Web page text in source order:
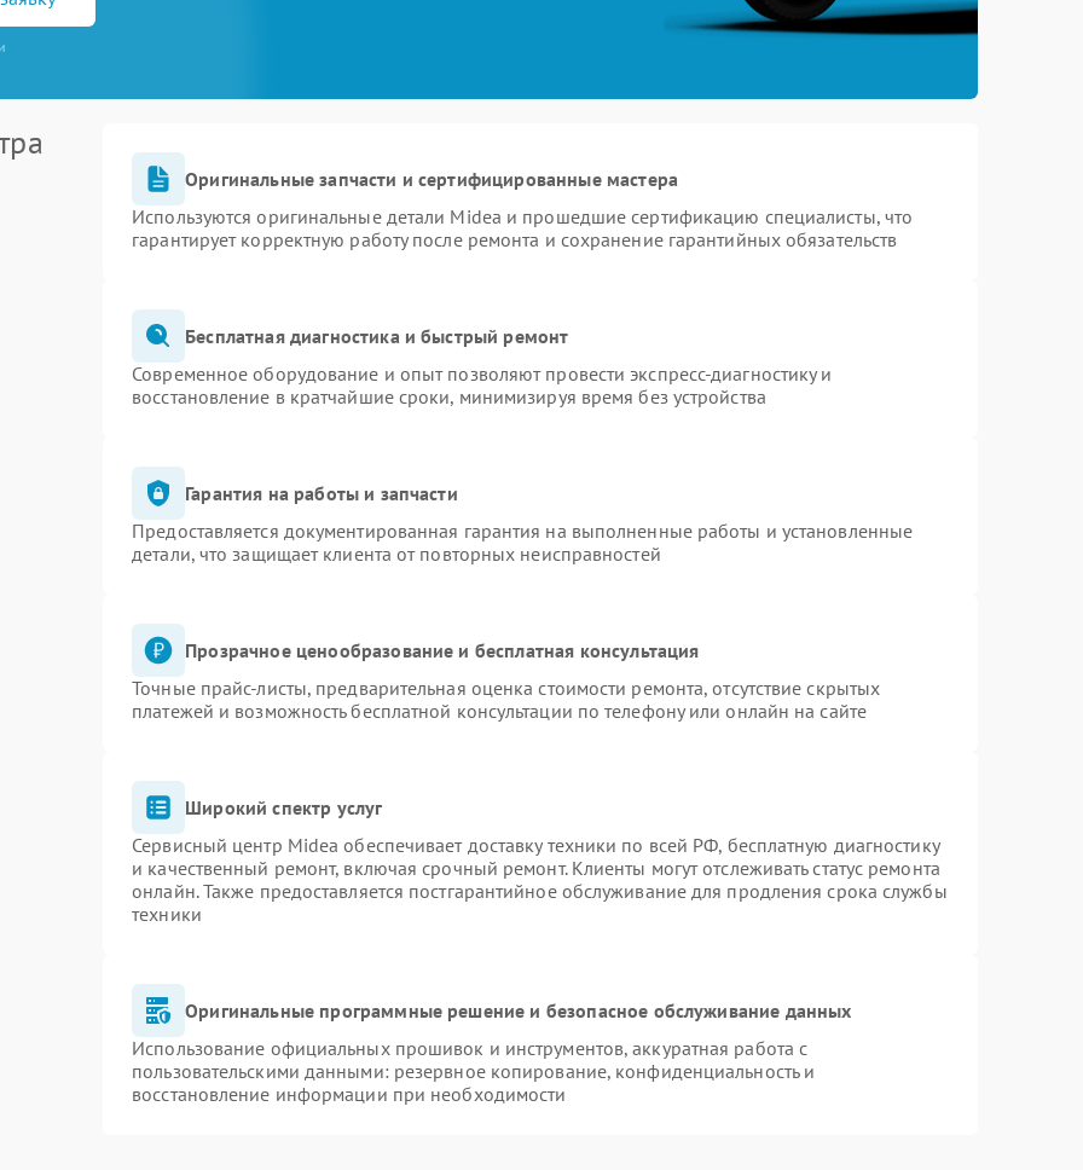
Оригинальные запчасти и сертифицированные мастера
Используются оригинальные детали Midea и прошедшие сертификацию специалисты, что
гарантирует корректную работу после ремонта и сохранение гарантийных обязательств
Бесплатная диагностика и быстрый ремонт
Современное оборудование и опыт позволяют провести экспресс-диагностику и
восстановление в кратчайшие сроки, минимизируя время без устройства
Гарантия на работы и запчасти
Предоставляется документированная гарантия на выполненные работы и установленные
детали, что защищает клиента от повторных неисправностей
Прозрачное ценообразование и бесплатная консультация
Точные прайс-листы, предварительная оценка стоимости ремонта, отсутствие скрытых
платежей и возможность бесплатной консультации по телефону или онлайн на сайте
Широкий спектр услуг
Сервисный центр Midea обеспечивает доставку техники по всей РФ, бесплатную диагностику
и качественный ремонт, включая срочный ремонт. Клиенты могут отслеживать статус ремонта
онлайн. Также предоставляется постгарантийное обслуживание для продления срока службы
техники
Оригинальные программные решение и безопасное обслуживание данных
Использование официальных прошивок и инструментов, аккуратная работа с
пользовательскими данными: резервное копирование, конфиденциальность и
восстановление информации при необходимости